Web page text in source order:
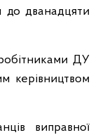
до дванадцяти
ДУ
керівництвом
виправної